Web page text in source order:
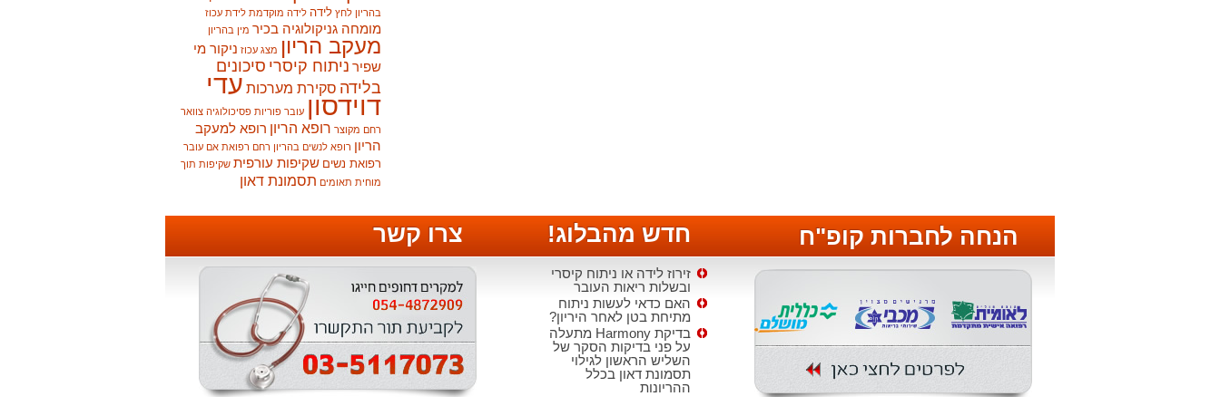
בהריון לחץ לידה לידה מוקדמת לידת עכוז
מומחה גניקולוגיה בכיר מין בהריון
מעקב הריון מצג עכוז ניקור מי
שפיר ניתוח קיסרי סיכונים
בלידה סקירת מערכות עדי
דוידסון עובר פוריות פסיכולוגיה צוואר
רחם מקוצר רופא הריון רופא למעקב
הריון רופא לנשים בהריון רחם רפואת אם עובר
רפואת נשים שקיפות עורפית שקיפות תוך
מוחית תאומים תסמונת דאון
צרו קשר חדש מהבלוג!
זירוז לידה או ניתוח קיסרי
ובשלות ריאות העובר
האם כדאי לעשות ניתוח
מתיחת בטן לאחר היריון?
בדיקת Harmony מתעלה
על פני בדיקות הסקר של
השליש הראשון לגילוי
תסמונת דאון בכלל
ההריונות
הנחה לחברות קופ"ח